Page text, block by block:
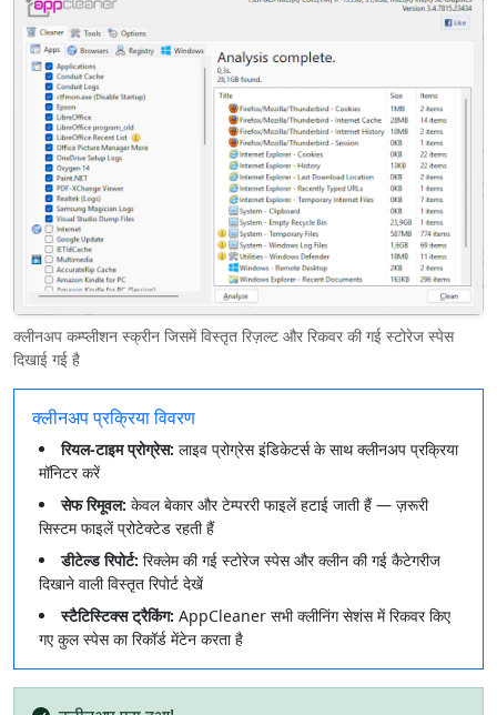
क्लीनअप कम्प्लीशन स्क्रीन जिसमें विस्तृत रिज़ल्ट और रिकवर की गई स्टोरेज स्पेस
दिखाई गई है
क्लीनअप प्रक्रिया विवरण
रियल-टाइम प्रोग्रेस: लाइव प्रोग्रेस इंडिकेटर्स के साथ क्लीनअप प्रक्रिया
मॉनिटर करें
सेफ रिमूवल: केवल बेकार और टेम्पररी फाइलें हटाई जाती हैं — ज़रूरी
सिस्टम फाइलें प्रोटेक्टेड रहती हैं
डीटेल्ड रिपोर्ट: रिक्लेम की गई स्टोरेज स्पेस और क्लीन की गई कैटेगरीज
दिखाने वाली विस्तृत रिपोर्ट देखें
स्टैटिस्टिक्स ट्रैकिंग: AppCleaner सभी क्लीनिंग सेशंस में रिकवर किए
गए कुल स्पेस का रिकॉर्ड मेंटेन करता है